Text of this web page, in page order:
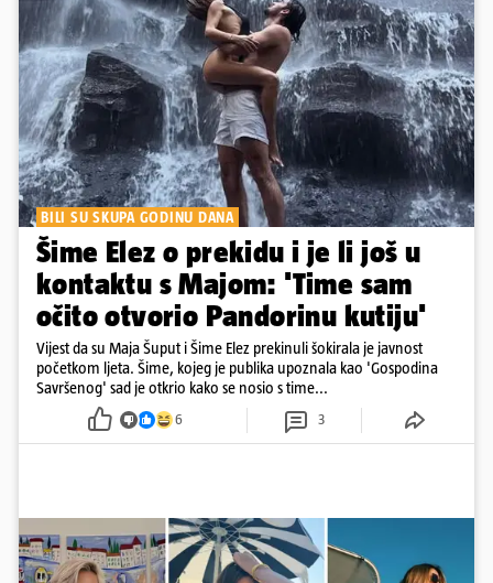
BILI SU SKUPA GODINU DANA
Šime Elez o prekidu i je li još u
kontaktu s Majom: 'Time sam
očito otvorio Pandorinu kutiju'
Vijest da su Maja Šuput i Šime Elez prekinuli šokirala je javnost
početkom ljeta. Šime, kojeg je publika upoznala kao 'Gospodina
Savršenog' sad je otkrio kako se nosio s time...
6 3